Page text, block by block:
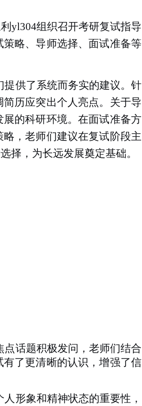
yl304组织召开考研复试指导
略、导师选择、面试准备等
供了系统而务实的建议。针
历应突出个人亮点。关于导
的科研环境。在面试准备方
，老师们建议在复试阶段主
择，为长远发展奠定基础。
话题积极发问，老师们结合
了更清晰的认识，增强了信
形象和精神状态的重要性，